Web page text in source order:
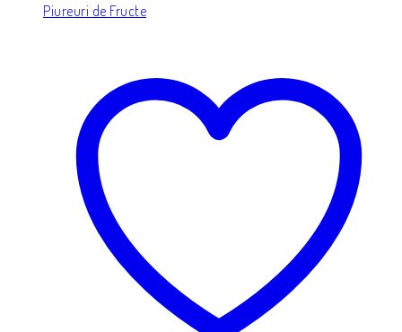
Piureuri de Fructe